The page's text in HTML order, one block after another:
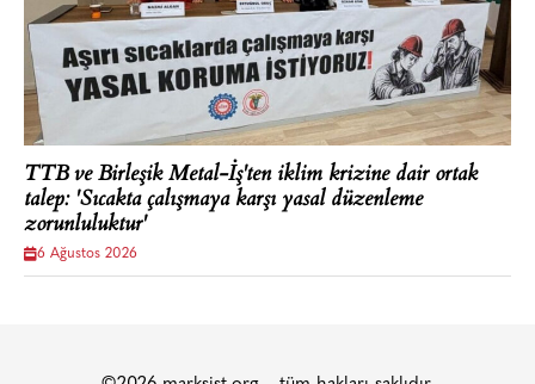
TTB ve Birleşik Metal-İş'ten iklim krizine dair ortak
talep: 'Sıcakta çalışmaya karşı yasal düzenleme
zorunluluktur'
6 Ağustos 2026